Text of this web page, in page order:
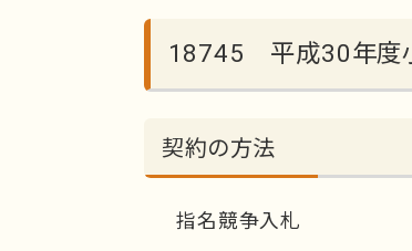
18745 平成30年度
契約の方法
指名競争入札